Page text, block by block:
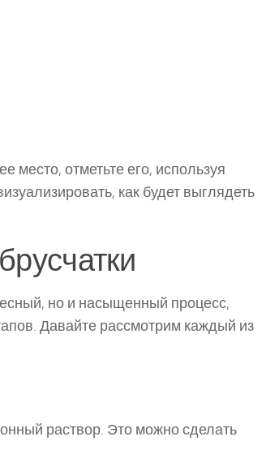
место, отметьте его, используя
как будет выглядеть
но и насыщенный процесс,
Давайте рассмотрим каждый из
раствор. Это можно сделать